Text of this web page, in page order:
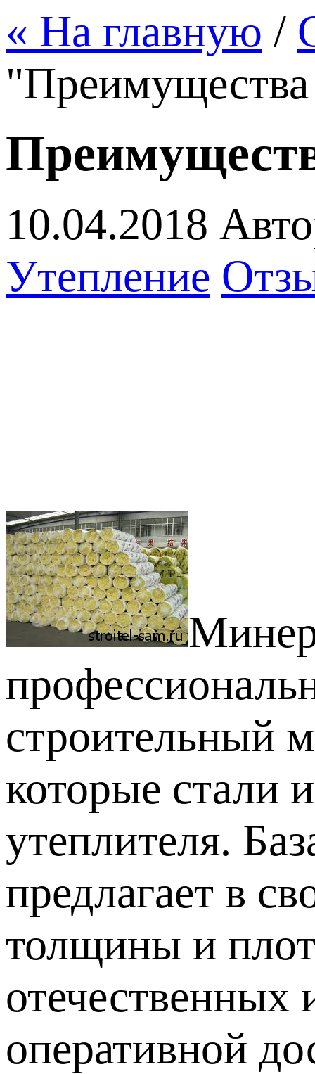
« На главную /
10.04.2018
Утепление
строительный
которые стали
утеплителя.
предлагает в
толщины и
оперативной